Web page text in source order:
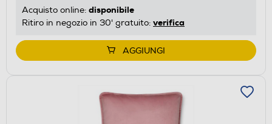
Acquisto online: disponibile
Ritiro in negozio in 30' gratuito: verifica
AGGIUNGI